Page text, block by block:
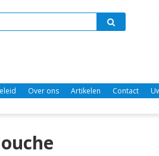
Over ons Artikelen Contact